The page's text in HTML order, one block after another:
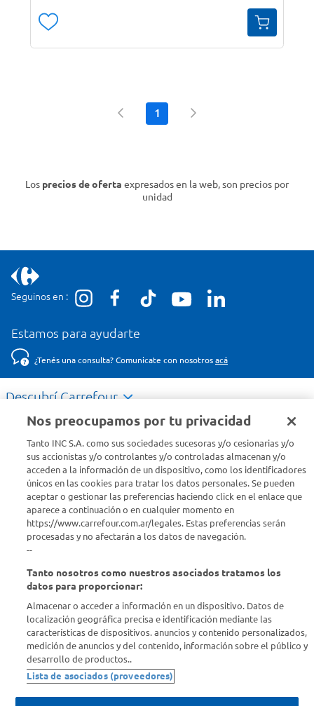
1
Los precios de oferta expresados en la web, son precios por
unidad
Seguinos en :
Estamos para ayudarte
¿Tenés una consulta? Comunicate con nosotros acá
Descubrí Carrefour
Info útil
Comprá Online
Enterate de nuestras ofertas
que nadie.
Provincia
ENVIAR
Nos preocupamos por tu privacidad
Tanto INC S.A. como sus sociedades sucesoras y/o cesionarias y/o
sus accionistas y/o controlantes y/o controladas almacenan y/o
acceden a la información de un dispositivo, como los identificadores
únicos en las cookies para tratar los datos personales. Se pueden
aceptar o gestionar las preferencias haciendo click en el enlace que
aparece a continuación o en cualquier momento en
https://www.carrefour.com.ar/legales. Estas preferencias serán
procesadas y no afectarán a los datos de navegación.
--
Tanto nosotros como nuestros asociados tratamos los
datos para proporcionar:
Almacenar o acceder a información en un dispositivo. Datos de
localización geográfica precisa e identificación mediante las
características de dispositivos. anuncios y contenido personalizados,
medición de anuncios y del contenido, información sobre el público y
desarrollo de productos..
Lista de asociados (proveedores)